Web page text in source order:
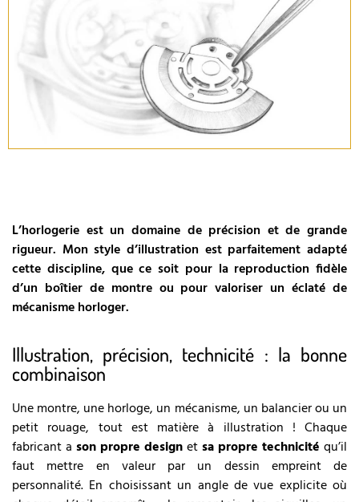
L’horlogerie est un domaine de précision et de grande
rigueur. Mon style d’illustration est parfaitement adapté
cette discipline, que ce soit pour la reproduction fidèle
d’un boîtier de montre ou pour valoriser un éclaté de
mécanisme horloger.
Illustration, précision, technicité : la bonne
combinaison
Une montre, une horloge, un mécanisme, un balancier ou un
petit rouage, tout est matière à illustration ! Chaque
fabricant a son propre designetsa propre technicité qu’il
faut mettre en valeur par un dessin empreint de
personnalité. En choisissant un angle de vue explicite où